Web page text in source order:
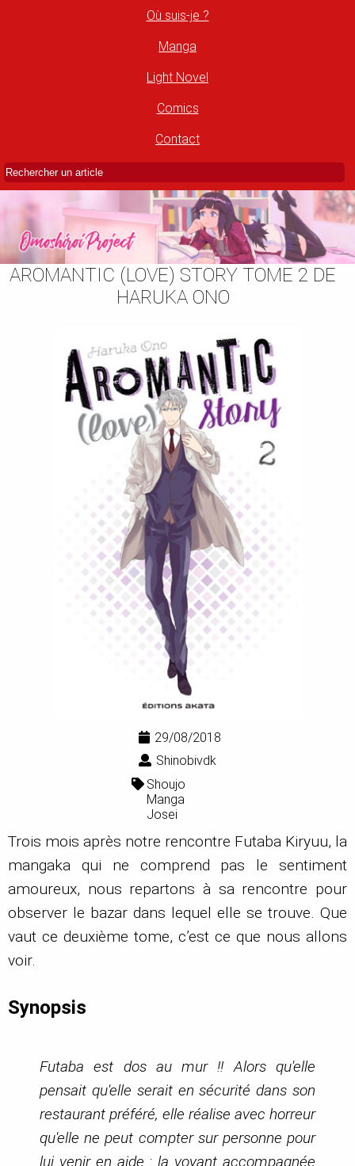
Où suis-je ?
Manga
Light Novel
Comics
Contact
AROMANTIC (LOVE) STORY TOME 2 DE
HARUKA ONO
29/08/2018
Shinobivdk
Shoujo
Manga
Josei
Trois mois après notre rencontre Futaba Kiryuu, la
mangaka qui ne comprend pas le sentiment
amoureux, nous repartons à sa rencontre pour
observer le bazar dans lequel elle se trouve. Que
vaut ce deuxième tome, c’est ce que nous allons
voir.
Synopsis
Futaba est dos au mur !! Alors qu'elle
pensait qu'elle serait en sécurité dans son
restaurant préféré, elle réalise avec horreur
qu'elle ne peut compter sur personne pour
lui venir en aide : la voyant accompagnée